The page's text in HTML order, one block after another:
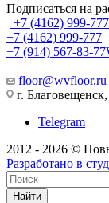
Подписаться на
+7 (4162) 999-777
+7 (4162) 999-777
+7 (914) 567-83-77
floor@wvfloor.ru
г.
Telegram
2012 - 2026 ©
Разработано в
Найти